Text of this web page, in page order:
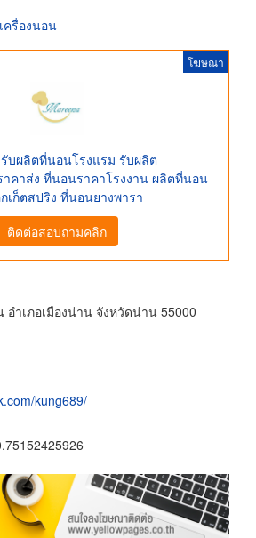
รื่องนอน
โฆษณา
บผลิตที่นอนโรงแรม รับผลิต
คาส่ง ที่นอนราคาโรงงาน ผลิตที่นอน
เก็ตสปริง ที่นอนยางพารา
ติดต่อสอบถามคลิก
ำเภอเมืองน่าน จังหวัดน่าน 55000
kung689/